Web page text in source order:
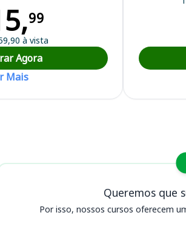
99
à vista
Agora
Mais
Queremos que
Por isso, nossos cursos oferecem